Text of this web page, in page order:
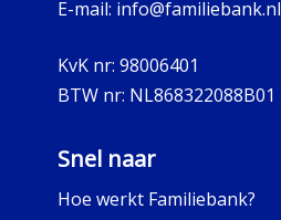
E-mail: info@familiebank.nl
KvK nr: 98006401
BTW nr: NL868322088B01
Snel naar
Hoe werkt Familiebank?